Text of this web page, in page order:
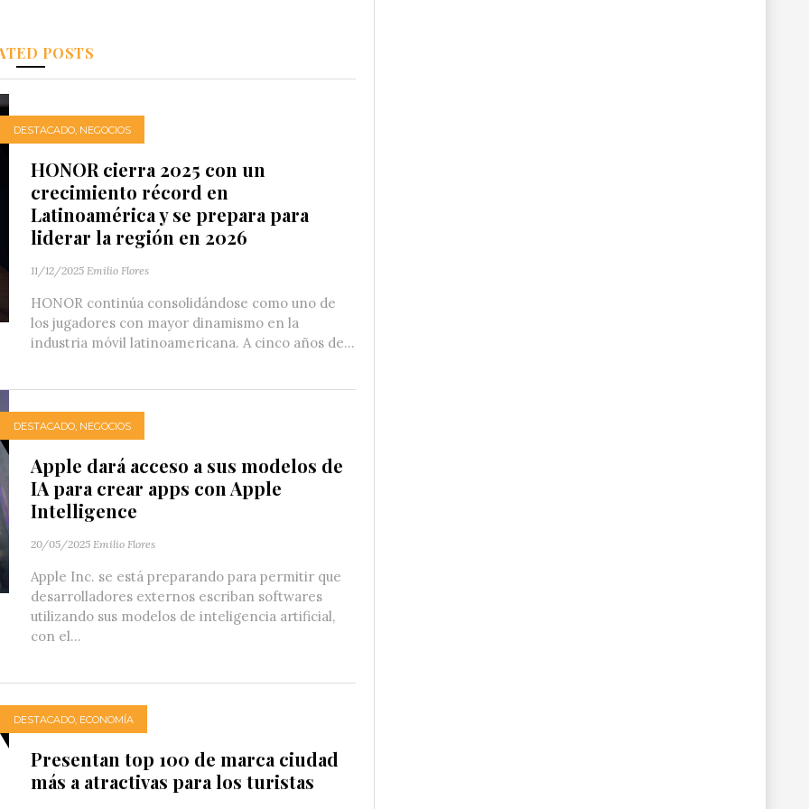
POSTS
DESTACADO, NEGOCIOS
HONOR cierra 2025 con un
crecimiento récord en
Latinoamérica y se prepara para
liderar la región en 2026
11/12/2025 Emilio Flores
HONOR continúa consolidándose como uno de
los jugadores con mayor dinamismo en la
industria móvil latinoamericana. A cinco años de...
DESTACADO, NEGOCIOS
Apple dará acceso a sus modelos de
IA para crear apps con Apple
Intelligence
20/05/2025 Emilio Flores
Apple Inc. se está preparando para permitir que
desarrolladores externos escriban softwares
utilizando sus modelos de inteligencia artificial,
con el...
DESTACADO, ECONOMÍA
Presentan top 100 de marca ciudad
más a atractivas para los turistas